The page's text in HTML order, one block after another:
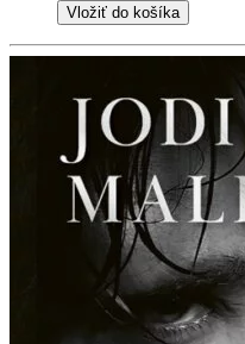
Vložiť do košíka